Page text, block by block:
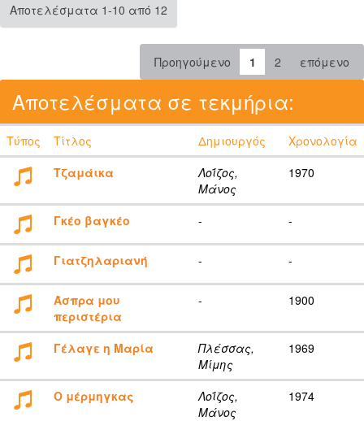
Αποτελέσματα 1-10 από 12
Προηγούμενο 1 2 επόμενο
Αποτελέσματα σε τεκμήρια:
Τύπος Τίτλος Δημιουργός
Χρονολογία
Τζαμάικα
Λοΐζος,
Μάνος
1970
Γκέο βαγκέο - -
Γιατζηλαριανή - -
Άσπρα μου
περιστέρια
- 1900
Γέλαγε η Μαρία
Πλέσσας,
Μίμης
1969
Ο μέρμηγκας
Λοΐζος,
Μάνος
1974